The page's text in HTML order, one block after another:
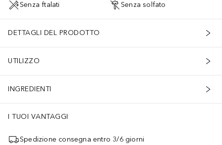
Senza ftalati Senza solfato
DETTAGLI DEL PRODOTTO
UTILIZZO
INGREDIENTI
I TUOI VANTAGGI
Spedizione consegna entro 3/6 giorni